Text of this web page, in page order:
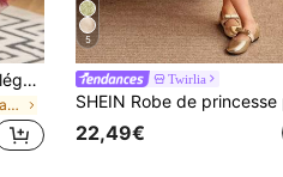
2 pièces/set Jeunes filles Élégante mode douce style dame Ensemble de veste en cardigan motif flocon de neige et robe en tulle avec nœud papillon
de Sans manches Ensembles d'extérieur pour jeunes
5
Twirlia
22,49€